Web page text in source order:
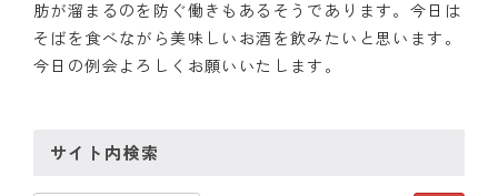
リンク集
情報公開
肪が溜まるのを防ぐ働きもあるそうであります。今日は
そばを食べながら美味しいお酒を飲みたいと思います。
今日の例会よろしくお願いいたします。
サイト内検索